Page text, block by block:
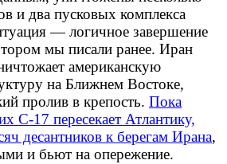
и два пусковых комплекса
— логичное завершение
мы писали ранее. Иран
американскую
на Ближнем Востоке,
пролив в крепость. Пока
C-17 пересекает Атлантику,
десантников к берегам Ирана,
и бьют на опережение.